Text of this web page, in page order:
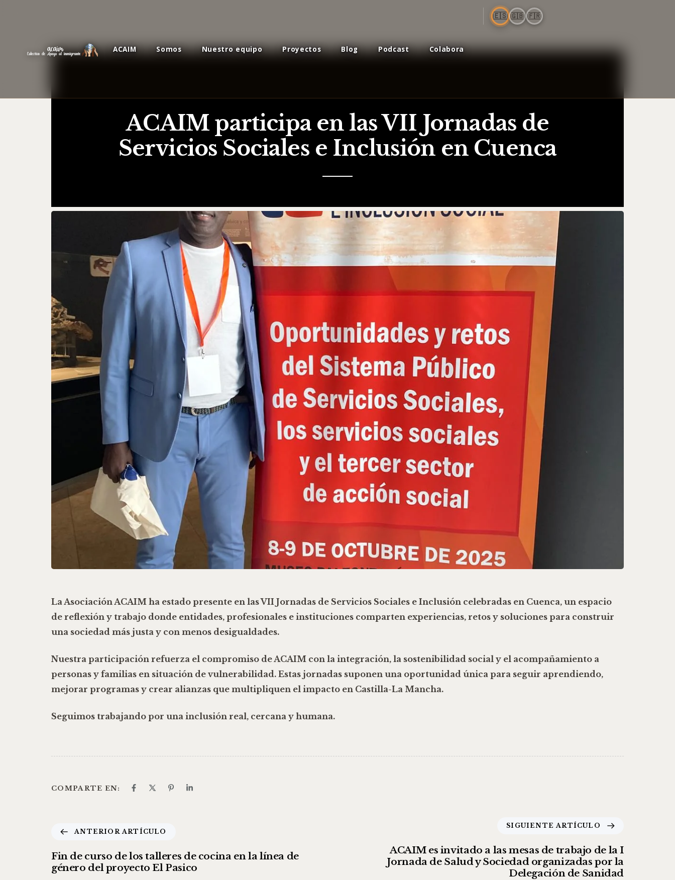
ACAIM Somos Nuestro equipo Proyectos Blog Podcast Colabora
🇪🇸 🇬🇧 🇫🇷
ACAIM participa en las VII Jornadas de
Servicios Sociales e Inclusión en Cuenca
La Asociación ACAIM ha estado presente en las VII Jornadas de Servicios Sociales e Inclusión celebradas en Cuenca, un espacio
de reflexión y trabajo donde entidades, profesionales e instituciones comparten experiencias, retos y soluciones para construir
una sociedad más justa y con menos desigualdades.
Nuestra participación refuerza el compromiso de ACAIM con la integración, la sostenibilidad social y el acompañamiento a
personas y familias en situación de vulnerabilidad. Estas jornadas suponen una oportunidad única para seguir aprendiendo,
mejorar programas y crear alianzas que multipliquen el impacto en Castilla-La Mancha.
Seguimos trabajando por una inclusión real, cercana y humana.
COMPARTE EN:
ANTERIOR ARTÍCULO
Fin de curso de los talleres de cocina en la línea de
género del proyecto El Pasico
SIGUIENTE ARTÍCULO
ACAIM es invitado a las mesas de trabajo de la I
Jornada de Salud y Sociedad organizadas por la
Delegación de Sanidad